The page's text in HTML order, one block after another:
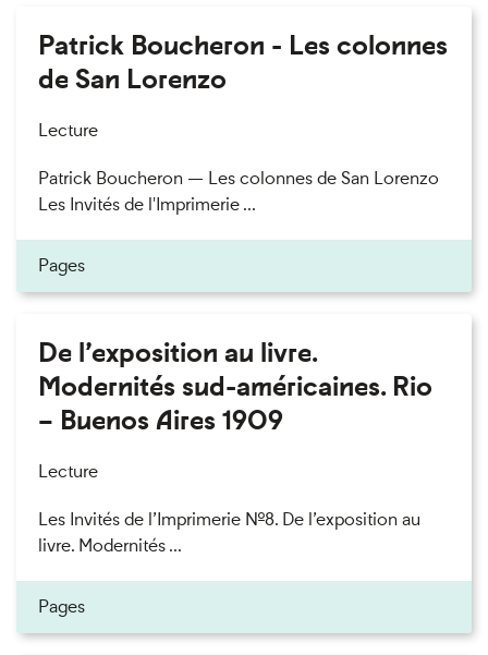
Patrick Boucheron - Les colonnes
de San Lorenzo
Lecture
Patrick Boucheron — Les colonnes de San Lorenzo
Les Invités de l'Imprimerie ...
Pages
De l’exposition au livre.
Modernités sud-américaines. Rio
– Buenos Aires 1909
Lecture
Les Invités de l’Imprimerie n°8. De l’exposition au
livre. Modernités ...
Pages